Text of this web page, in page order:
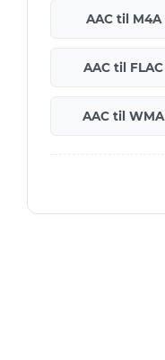
AAC til M4A
AAC til FLAC
AAC til WMA